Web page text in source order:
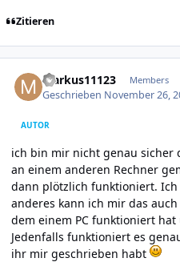
Zitieren
Markus11123 Members
Geschrieben November 26,
AUTOR
ich bin mir nicht genau sicher
an einem anderen Rechner
dann plötzlich funktioniert. Ich
anderes kann ich mir das
dem einem PC funktioniert
Jedenfalls funktioniert es
ihr mir geschrieben habt